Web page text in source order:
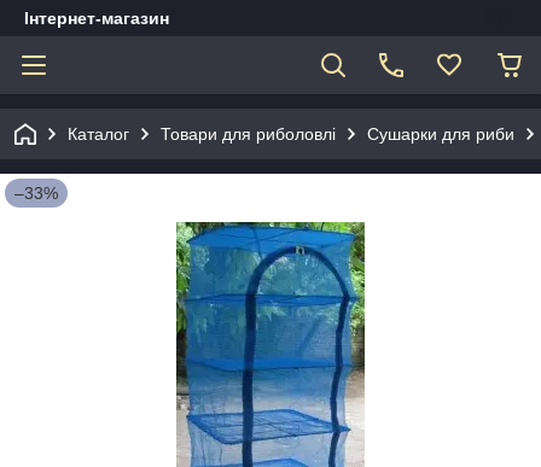
Інтернет-магазин
Каталог Товари для риболовлі Сушарки для риби
–33%